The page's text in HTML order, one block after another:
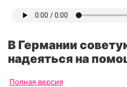
В Германии
надеяться на
Полная версия